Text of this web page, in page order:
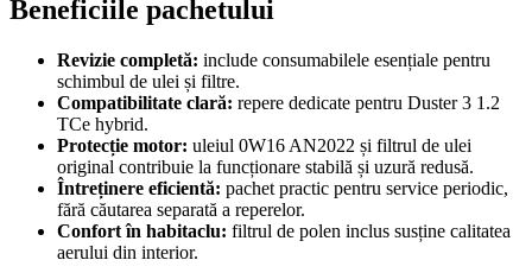
Beneficiile pachetului
Revizie completă: include consumabilele esențiale pentru
schimbul de ulei și filtre.
Compatibilitate clară: repere dedicate pentru Duster 3 1.2
TCe hybrid.
Protecție motor: uleiul 0W16 AN2022 și filtrul de ulei
original contribuie la funcționare stabilă și uzură redusă.
Întreținere eficientă: pachet practic pentru service periodic,
fără căutarea separată a reperelor.
Confort în habitaclu: filtrul de polen inclus susține calitatea
aerului din interior.